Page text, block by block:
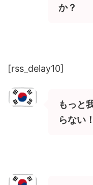
か？
[rss_delay10]
もっと
らない！